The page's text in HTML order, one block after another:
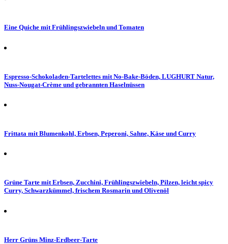
Eine Quiche mit Frühlingszwiebeln und Tomaten
Espresso-Schokoladen-Tartelettes mit No-Bake-Böden, LUGHURT Natur,
Nuss-Nougat-Crème und gebrannten Haselnüssen
Frittata mit Blumenkohl, Erbsen, Peperoni, Sahne, Käse und Curry
Grüne Tarte mit Erbsen, Zucchini, Frühlingszwiebeln, Pilzen, leicht spicy
Curry, Schwarzkümmel, frischem Rosmarin und Olivenöl
Herr Grüns Minz-Erdbeer-Tarte